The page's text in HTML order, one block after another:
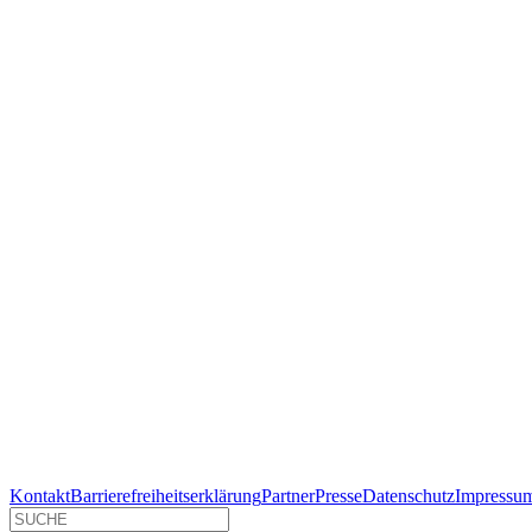
KontaktBarrierefreiheitserklärungPartnerPresseDatenschutz